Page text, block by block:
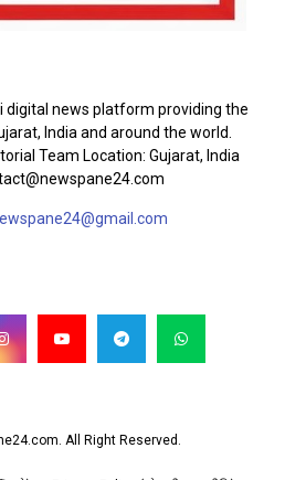
digital news platform providing the
India and around the world.
Team Location: Gujarat, India
All Right Reserved.